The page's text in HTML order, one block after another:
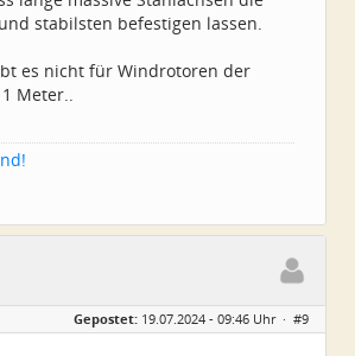
stabilsten befestigen lassen.
es nicht für Windrotoren der
Meter..
Gepostet: 19.07.2024 - 09:46 Uhr · #9